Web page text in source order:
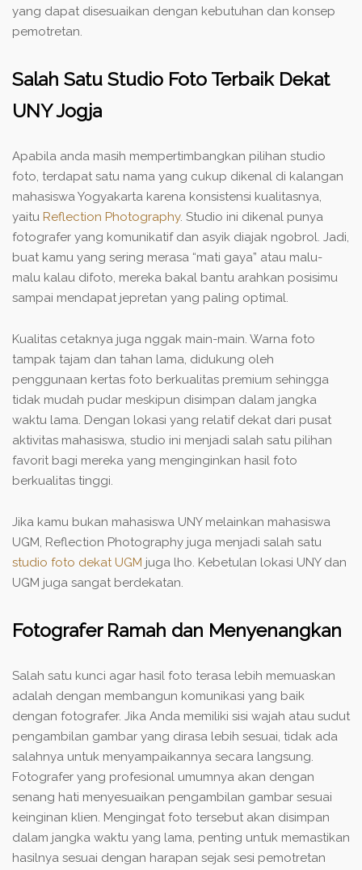
yang dapat disesuaikan dengan kebutuhan dan konsep
pemotretan.
Salah Satu Studio Foto Terbaik Dekat
UNY Jogja
Apabila anda masih mempertimbangkan pilihan studio
foto, terdapat satu nama yang cukup dikenal di kalangan
mahasiswa Yogyakarta karena konsistensi kualitasnya,
yaitu Reflection Photography. Studio ini dikenal punya
fotografer yang komunikatif dan asyik diajak ngobrol. Jadi,
buat kamu yang sering merasa “mati gaya” atau malu-
malu kalau difoto, mereka bakal bantu arahkan posisimu
sampai mendapat jepretan yang paling optimal.
Kualitas cetaknya juga nggak main-main. Warna foto
tampak tajam dan tahan lama, didukung oleh
penggunaan kertas foto berkualitas premium sehingga
tidak mudah pudar meskipun disimpan dalam jangka
waktu lama. Dengan lokasi yang relatif dekat dari pusat
aktivitas mahasiswa, studio ini menjadi salah satu pilihan
favorit bagi mereka yang menginginkan hasil foto
berkualitas tinggi.
Jika kamu bukan mahasiswa UNY melainkan mahasiswa
UGM, Reflection Photography juga menjadi salah satu
studio foto dekat UGM juga lho. Kebetulan lokasi UNY dan
UGM juga sangat berdekatan.
Fotografer Ramah dan Menyenangkan
Salah satu kunci agar hasil foto terasa lebih memuaskan
adalah dengan membangun komunikasi yang baik
dengan fotografer. Jika Anda memiliki sisi wajah atau sudut
pengambilan gambar yang dirasa lebih sesuai, tidak ada
salahnya untuk menyampaikannya secara langsung.
Fotografer yang profesional umumnya akan dengan
senang hati menyesuaikan pengambilan gambar sesuai
keinginan klien. Mengingat foto tersebut akan disimpan
dalam jangka waktu yang lama, penting untuk memastikan
hasilnya sesuai dengan harapan sejak sesi pemotretan